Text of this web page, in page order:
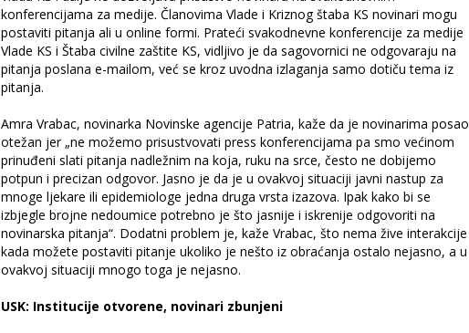
konferencijama za medije. Članovima Vlade i Kriznog štaba KS novinari mogu
postaviti pitanja ali u online formi. Prateći svakodnevne konferencije za medije
Vlade KS i Štaba civilne zaštite KS, vidljivo je da sagovornici ne odgovaraju na
pitanja poslana e-mailom, već se kroz uvodna izlaganja samo dotiču tema iz
pitanja.
Amra Vrabac, novinarka Novinske agencije Patria, kaže da je novinarima posao
otežan jer „ne možemo prisustvovati press konferencijama pa smo većinom
prinuđeni slati pitanja nadležnim na koja, ruku na srce, često ne dobijemo
potpun i precizan odgovor. Jasno je da je u ovakvoj situaciji javni nastup za
mnoge ljekare ili epidemiologe jedna druga vrsta izazova. Ipak kako bi se
izbjegle brojne nedoumice potrebno je što jasnije i iskrenije odgovoriti na
novinarska pitanja“. Dodatni problem je, kaže Vrabac, što nema žive interakcije
kada možete postaviti pitanje ukoliko je nešto iz obraćanja ostalo nejasno, a u
ovakvoj situaciji mnogo toga je nejasno.
USK: Institucije otvorene, novinari zbunjeni